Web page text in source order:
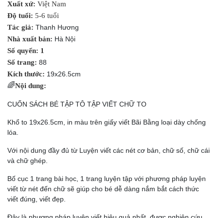
Xuất xứ: Việt Nam
Độ tuổi: 5-6 tuổi
Tác giả: Thanh Hương
Nhà xuất bản: Hà Nội
Số quyển: 1
Số trang: 88
Kích thước: 19x26.5cm
🌈Nội dung:
CUỐN SÁCH BÉ TẬP TÔ TẬP VIẾT CHỮ TO
Khổ to 19x26.5cm, in màu trên giấy viết Bãi Bằng loại dày chống
lóa.
Với nội dung đầy đủ từ Luyện viết các nét cơ bản, chữ số, chữ cái
và chữ ghép.
Bố cục 1 trang bài học, 1 trang luyện tập với phương pháp luyện
viết từ nét đến chữ sẽ giúp cho bé dễ dàng nắm bắt cách thức
viết đúng, viết đẹp.